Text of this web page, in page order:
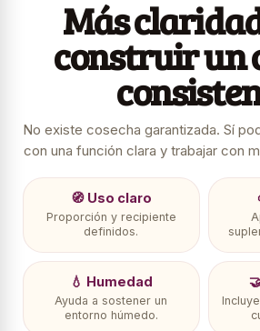
Más
construir un
No existe cosecha garantizada. Sí
con una función clara y trabajar con
🧭 Uso claro
Proporción y recipiente
definidos.
💧 Humedad
Ayuda a sostener un
entorno húmedo.